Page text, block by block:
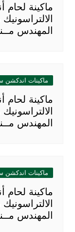
ماكينة
المهندس
ماكينات اندكشن
ماكينة
المهندس
ماكينات اندكشن
ماكينة
المهندس